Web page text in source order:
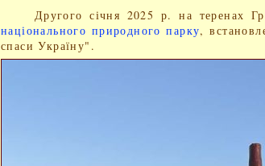
Другого січня 2025 р. на теренах
національного природного парку,
спаси Україну".